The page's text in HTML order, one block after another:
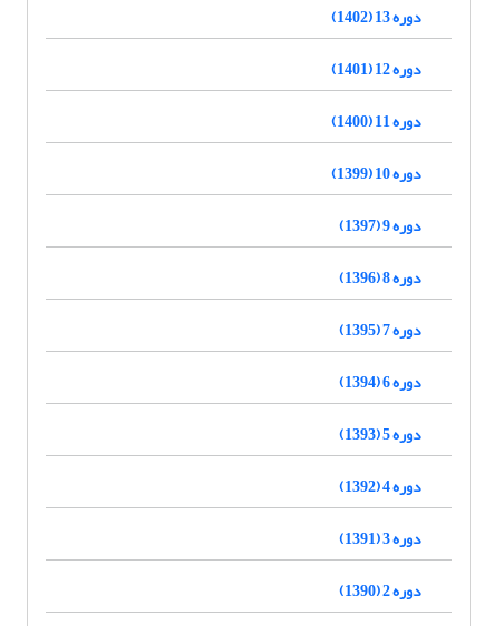
دوره 13 (1402)
دوره 12 (1401)
دوره 11 (1400)
دوره 10 (1399)
دوره 9 (1397)
دوره 8 (1396)
دوره 7 (1395)
دوره 6 (1394)
دوره 5 (1393)
دوره 4 (1392)
دوره 3 (1391)
دوره 2 (1390)